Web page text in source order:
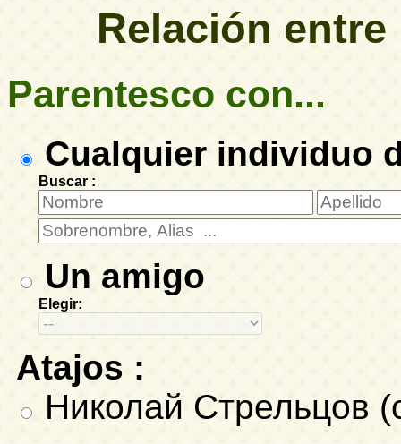
Relación
Parentesco con...
Cualquier individuo
Buscar :
Un amigo
Elegir:
Atajos :
Николай Стрельцов